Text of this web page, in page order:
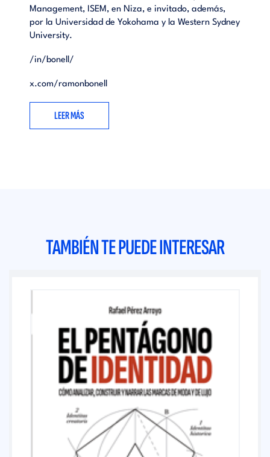
Management, ISEM, en Niza, e invitado, además,
por la Universidad de Yokohama y la Western Sydney
University.
/in/bonell/
x.com/ramonbonell
LEER MÁS
TAMBIÉN TE PUEDE INTERESAR